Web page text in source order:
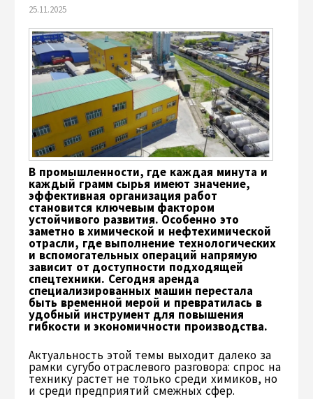
25.11.2025
В промышленности, где каждая минута и
каждый грамм сырья имеют значение,
эффективная организация работ
становится ключевым фактором
устойчивого развития. Особенно это
заметно в химической и нефтехимической
отрасли, где выполнение технологических
и вспомогательных операций напрямую
зависит от доступности подходящей
спецтехники. Сегодня аренда
специализированных машин перестала
быть временной мерой и превратилась в
удобный инструмент для повышения
гибкости и экономичности производства.
Актуальность этой темы выходит далеко за
рамки сугубо отраслевого разговора: спрос на
технику растет не только среди химиков, но
и среди предприятий смежных сфер.